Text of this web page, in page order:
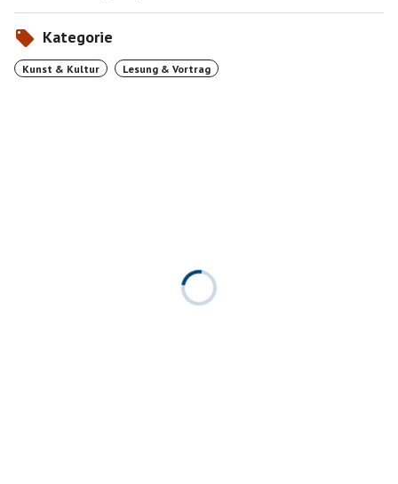
Kategorie
Kunst & Kultur Lesung & Vortrag